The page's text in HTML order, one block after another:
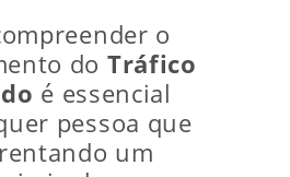
o
do Tráfico
é essencial
pessoa que
um